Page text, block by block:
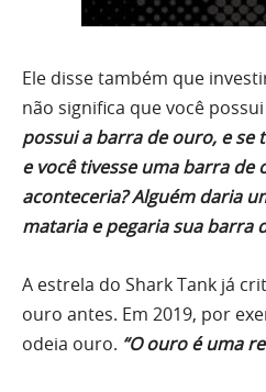
Ele disse também que
não significa que você
possui a barra de ouro, e se
e você tivesse uma barra de
aconteceria? Alguém daria
mataria e pegaria sua barra
A estrela do Shark Tank já
ouro antes. Em 2019, por
odeia ouro. “O ouro é uma